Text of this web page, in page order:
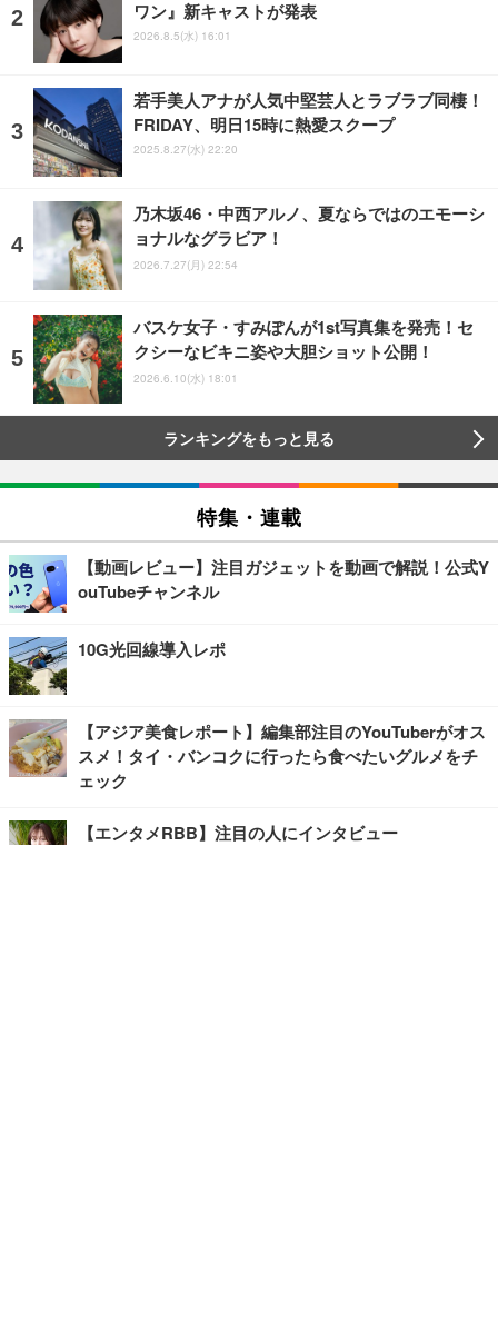
ワン』新キャストが発表
2026.8.5(水) 16:01
若手美人アナが人気中堅芸人とラブラブ同棲！
FRIDAY、明日15時に熱愛スクープ
2025.8.27(水) 22:20
乃木坂46・中西アルノ、夏ならではのエモーシ
ョナルなグラビア！
2026.7.27(月) 22:54
バスケ女子・すみぽんが1st写真集を発売！セ
クシーなビキニ姿や大胆ショット公開！
2026.6.10(水) 18:01
ランキングをもっと見る
特集・連載
【動画レビュー】注目ガジェットを動画で解説！公式Y
ouTubeチャンネル
10G光回線導入レポ
【アジア美食レポート】編集部注目のYouTuberがオス
スメ！タイ・バンコクに行ったら食べたいグルメをチ
ェック
【エンタメRBB】注目の人にインタビュー